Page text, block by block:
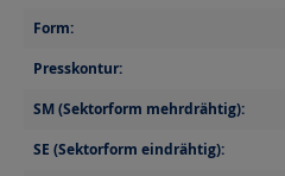
Form:
Presskontur:
SM (Sektorform mehrdrähtig):
SE (Sektorform eindrähtig):